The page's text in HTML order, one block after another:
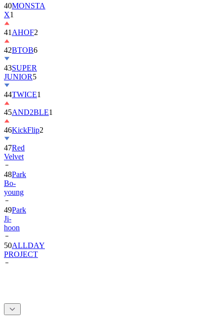
40MONSTA
X1
41 AHOF2
42BTOB6
43SUPER
JUNIOR5
44TWICE1
45AND2BLE1
46KickFlip2
47Red
Velvet
48Park
Bo-
young
49Park
Ji-
hoon
50ALLDAY
PROJECT